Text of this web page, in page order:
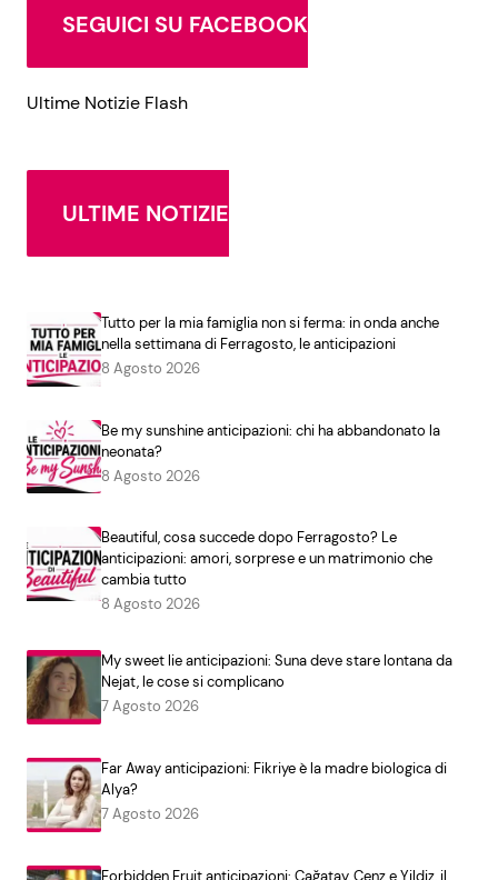
SEGUICI SU FACEBOOK
Ultime Notizie Flash
ULTIME NOTIZIE
Tutto per la mia famiglia non si ferma: in onda anche
nella settimana di Ferragosto, le anticipazioni
8 Agosto 2026
Be my sunshine anticipazioni: chi ha abbandonato la
neonata?
8 Agosto 2026
Beautiful, cosa succede dopo Ferragosto? Le
anticipazioni: amori, sorprese e un matrimonio che
cambia tutto
8 Agosto 2026
My sweet lie anticipazioni: Suna deve stare lontana da
Nejat, le cose si complicano
7 Agosto 2026
Far Away anticipazioni: Fikriye è la madre biologica di
Alya?
7 Agosto 2026
Forbidden Fruit anticipazioni: Çağatay, Cenz e Yildiz, il